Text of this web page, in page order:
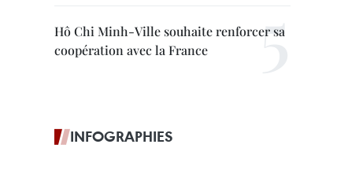
Hô Chi Minh-Ville souhaite renforcer sa
coopération avec la France
INFOGRAPHIES